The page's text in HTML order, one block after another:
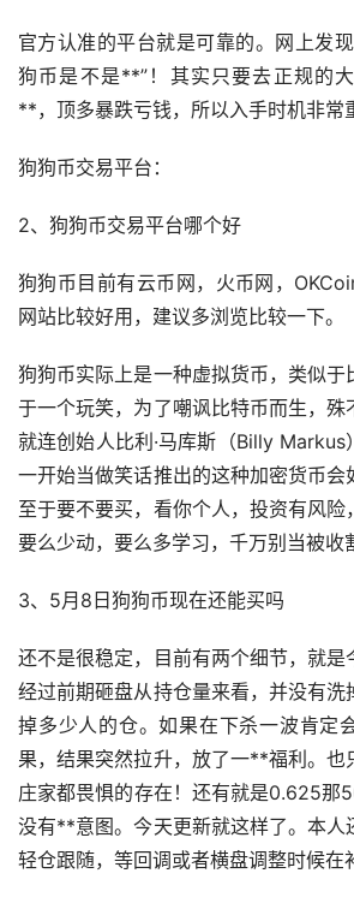
官方认准的平台就是可靠的。网上发
狗币是不是**”！其实只要去正规的
**，顶多暴跌亏钱，所以入手时机非常
狗狗币交易平台：
2、狗狗币交易平台哪个好
狗狗币目前有云币网，火币网，
网站比较好用，建议多浏览比较一下。
狗狗币实际上是一种虚拟货币，类似于
于一个玩笑，为了嘲讽比特币而生，殊
就连创始人比利·马库斯（Billy Markus
一开始当做笑话推出的这种加密货币会
至于要不要买，看你个人，投资有风险
要么少动，要么多学习，千万别当被收
3、5月8日狗狗币现在还能买吗
还不是很稳定，目前有两个细节，就是
经过前期砸盘从持仓量来看，并没有洗
掉多少人的仓。如果在下杀一波肯定
果，结果突然拉升，放了一**福利。也
庄家都畏惧的存在！还有就是0.625那
没有**意图。今天更新就这样了。本人
轻仓跟随，等回调或者横盘调整时候在